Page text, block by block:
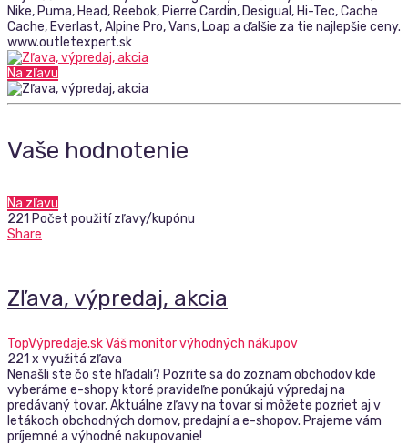
Nike, Puma, Head, Reebok, Pierre Cardin, Desigual, Hi-Tec, Cache
Cache, Everlast, Alpine Pro, Vans, Loap a ďalšie za tie najlepšie ceny.
www.outletexpert.sk
Na zľavu
Vaše hodnotenie
Na zľavu
221 Počet použití zľavy/kupónu
Share
Zľava, výpredaj, akcia
TopVýpredaje.sk Váš monitor výhodných nákupov
221 x využitá zľava
Nenašli ste čo ste hľadali? Pozrite sa do zoznam obchodov kde
vyberáme e-shopy ktoré pravideľne ponúkajú výpredaj na
predávaný tovar. Aktuálne zľavy na tovar si môžete pozriet aj v
letákoch obchodných domov, predajní a e-shopov. Prajeme vám
príjemné a výhodné nakupovanie!